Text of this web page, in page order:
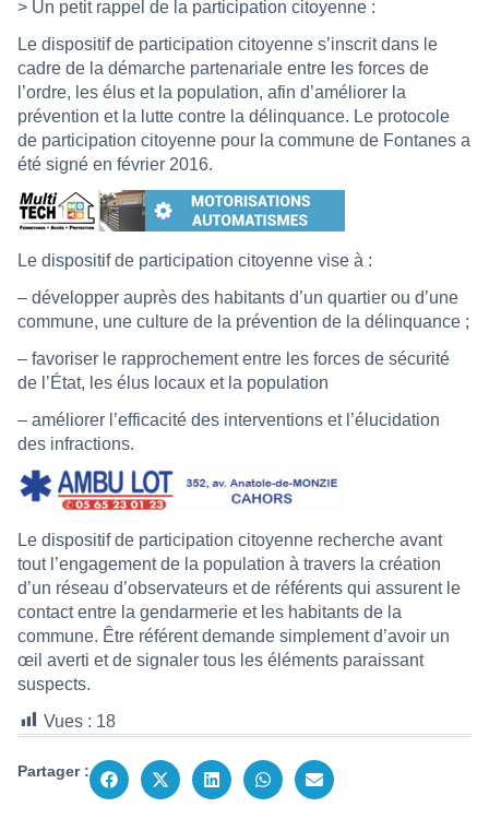
> Un petit rappel de la participation citoyenne :
Le dispositif de participation citoyenne s’inscrit dans le
cadre de la démarche partenariale entre les forces de
l’ordre, les élus et la population, afin d’améliorer la
prévention et la lutte contre la délinquance. Le protocole
de participation citoyenne pour la commune de Fontanes a
été signé en février 2016.
Le dispositif de participation citoyenne vise à :
– développer auprès des habitants d’un quartier ou d’une
commune, une culture de la prévention de la délinquance ;
– favoriser le rapprochement entre les forces de sécurité
de l’État, les élus locaux et la population
– améliorer l’efficacité des interventions et l’élucidation
des infractions.
Le dispositif de participation citoyenne recherche avant
tout l’engagement de la population à travers la création
d’un réseau d’observateurs et de référents qui assurent le
contact entre la gendarmerie et les habitants de la
commune. Être référent demande simplement d’avoir un
œil averti et de signaler tous les éléments paraissant
suspects.
Vues : 18
Partager :